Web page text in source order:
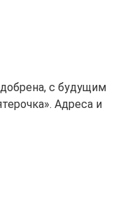
с будущим
Адреса и